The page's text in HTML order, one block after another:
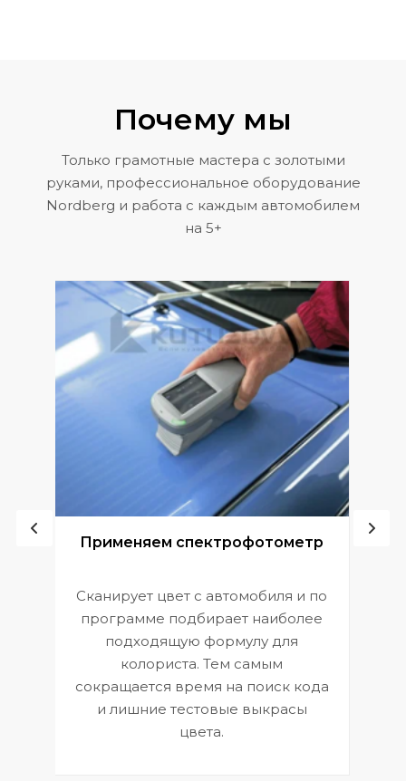
Почему мы
Только грамотные мастера с золотыми
руками, профессиональное оборудование
Nordberg и работа с каждым автомобилем
на 5+
Применяем спектрофотометр
Сканирует цвет с автомобиля и по
программе подбирает наиболее
подходящую формулу для
колориста. Тем самым
сокращается время на поиск кода
и лишние тестовые выкрасы
цвета.